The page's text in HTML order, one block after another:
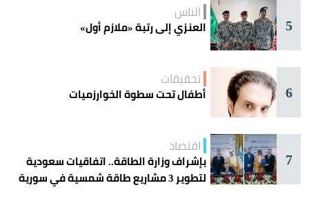
5
الناس
العنزي إلى رتبة «ملازم أول»
6
تحقيقات
أطفال تحت سطوة الخوارزميات
7
اقتصاد
بإشراف وزارة الطاقة.. اتفاقيات سعودية
لتطوير 3 مشاريع طاقة شمسية في سورية